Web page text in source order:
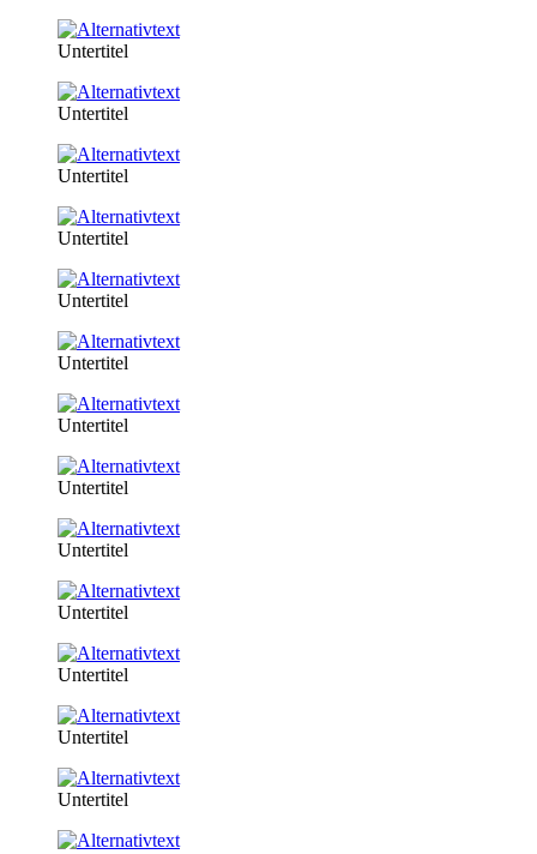
Untertitel
Untertitel
Untertitel
Untertitel
Untertitel
Untertitel
Untertitel
Untertitel
Untertitel
Untertitel
Untertitel
Untertitel
Untertitel